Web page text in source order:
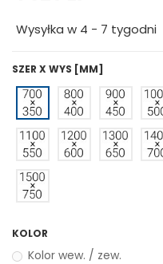
Wysyłka w 4 - 7 tygodni
SZER X WYS [MM]
KOLOR
Kolor wew. / zew.